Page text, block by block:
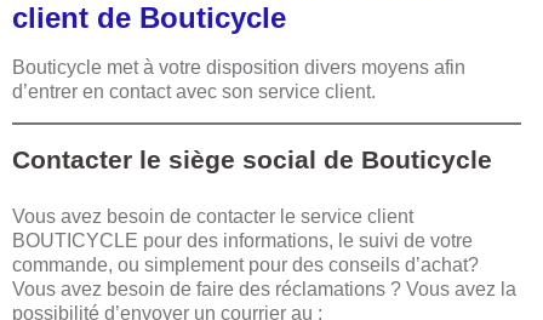
client de Bouticycle
Bouticycle met à votre disposition divers moyens afin
d’entrer en contact avec son service client.
Contacter le siège social de Bouticycle
Vous avez besoin de contacter le service client
BOUTICYCLE pour des informations, le suivi de votre
commande, ou simplement pour des conseils d’achat?
Vous avez besoin de faire des réclamations ? Vous avez la
possibilité d’envoyer un courrier au :